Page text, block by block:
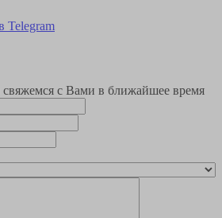
Telegram
с Вами в ближайшее время